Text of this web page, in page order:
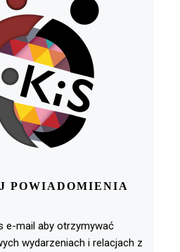
POWIADOMIENIA
e-mail aby otrzymywać
wydarzeniach i relacjach z